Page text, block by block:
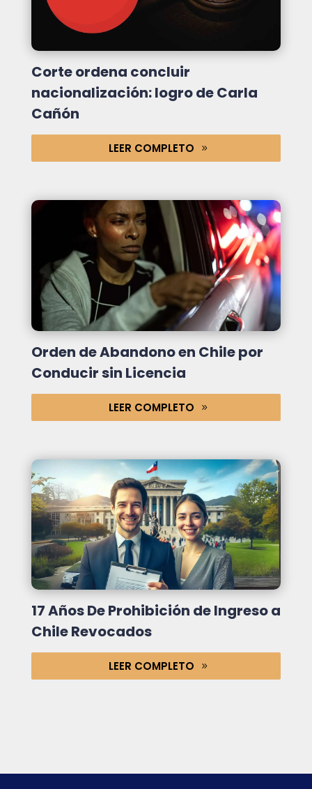
Corte ordena concluir
nacionalización: logro de Carla
Cañón
LEER COMPLETO
Orden de Abandono en Chile por
Conducir sin Licencia
LEER COMPLETO
17 Años De Prohibición de Ingreso a
Chile Revocados
LEER COMPLETO